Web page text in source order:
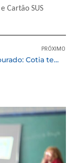
Cartão SUS
PRÓXIMO
Agosto Dourado: Cotia tem programação no mês da amamentação